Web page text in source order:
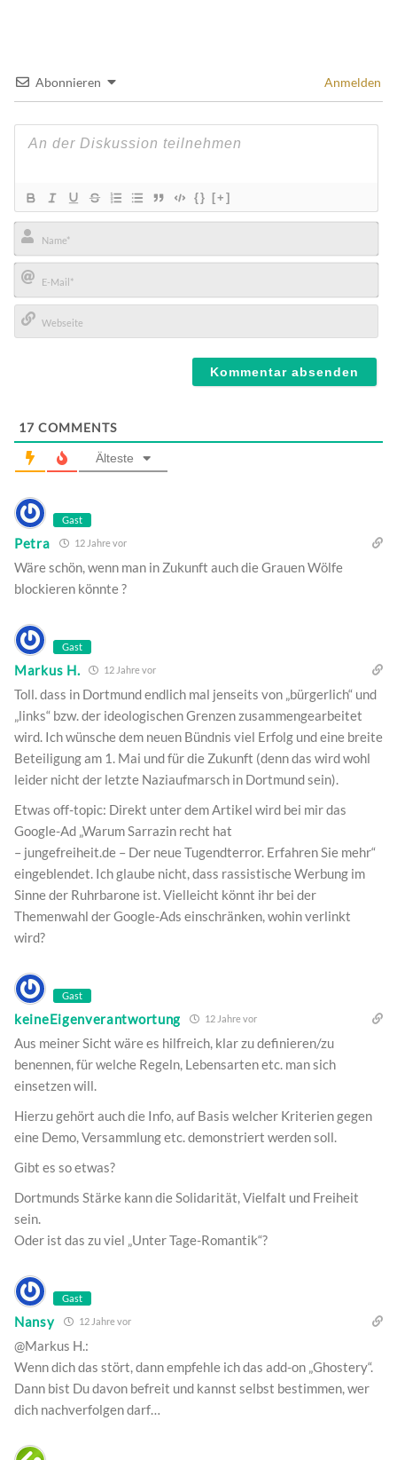
Abonnieren Anmelden
{} [+]
Name*
E-
Mail*
17 COMMENTS
Älteste
Gast
Petra 12 Jahre vor
Wäre schön, wenn man in Zukunft auch die Grauen Wölfe
blockieren könnte ?
Gast
Markus H. 12 Jahre vor
Toll. dass in Dortmund endlich mal jenseits von „bürgerlich“ und
„links“ bzw. der ideologischen Grenzen zusammengearbeitet
wird. Ich wünsche dem neuen Bündnis viel Erfolg und eine breite
Beteiligung am 1. Mai und für die Zukunft (denn das wird wohl
leider nicht der letzte Naziaufmarsch in Dortmund sein).
Etwas off-topic: Direkt unter dem Artikel wird bei mir das
Google-Ad „Warum Sarrazin recht hat
– jungefreiheit.de – Der neue Tugendterror. Erfahren Sie mehr“
eingeblendet. Ich glaube nicht, dass rassistische Werbung im
Sinne der Ruhrbarone ist. Vielleicht könnt ihr bei der
Themenwahl der Google-Ads einschränken, wohin verlinkt
wird?
Gast
keineEigenverantwortung 12 Jahre vor
Aus meiner Sicht wäre es hilfreich, klar zu definieren/zu
benennen, für welche Regeln, Lebensarten etc. man sich
einsetzen will.
Hierzu gehört auch die Info, auf Basis welcher Kriterien gegen
eine Demo, Versammlung etc. demonstriert werden soll.
Gibt es so etwas?
Dortmunds Stärke kann die Solidarität, Vielfalt und Freiheit
sein.
Oder ist das zu viel „Unter Tage-Romantik“?
Gast
Nansy 12 Jahre vor
@Markus H.:
Wenn dich das stört, dann empfehle ich das add-on „Ghostery“.
Dann bist Du davon befreit und kannst selbst bestimmen, wer
dich nachverfolgen darf…